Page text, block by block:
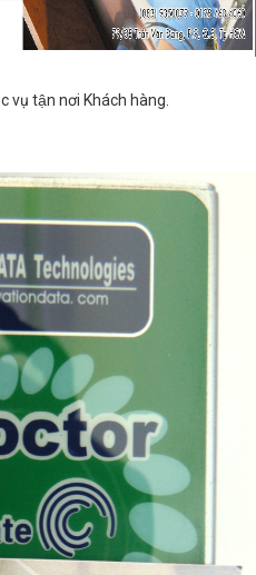
vụ tận nơi Khách hàng.